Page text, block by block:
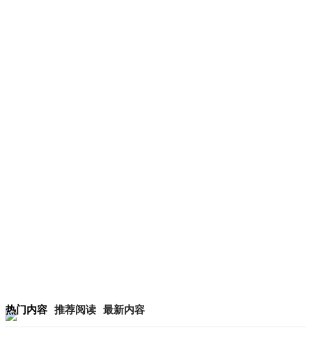
热门内容 推荐阅读 最新内容